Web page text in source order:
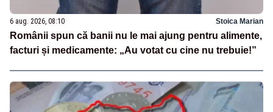
6 aug. 2026, 08:10 Stoica Marian
Românii spun că banii nu le mai ajung pentru alimente,
facturi și medicamente: „Au votat cu cine nu trebuie!”